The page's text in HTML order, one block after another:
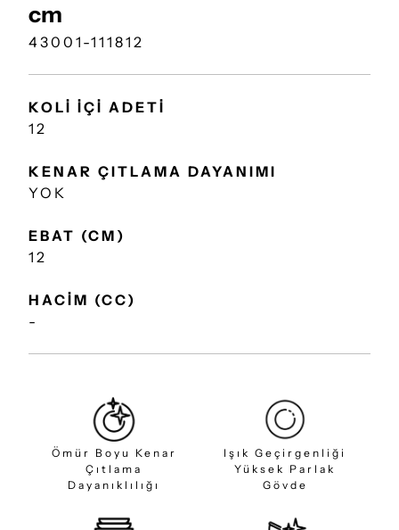
cm
43001-111812
KOLİ İÇİ ADETİ
12
KENAR ÇITLAMA DAYANIMI
YOK
EBAT (CM)
12
HACİM (CC)
-
Ömür Boyu Kenar
Çıtlama
Dayanıklılığı
Işık Geçirgenliği
Yüksek Parlak
Gövde